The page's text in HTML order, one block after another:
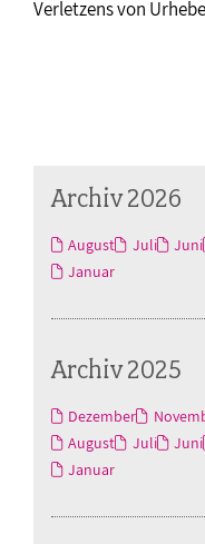
Verletzens von
Archiv 2026
August Juli Juni
Januar
Archiv 2025
Dezember
August
Juli Juni
Januar